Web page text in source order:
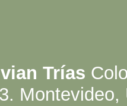
Trías
Montevideo,